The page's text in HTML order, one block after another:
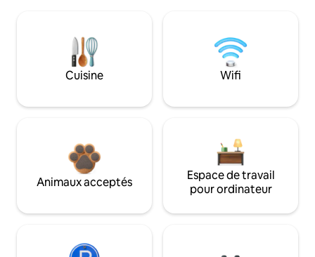
Cuisine Wifi
Animaux acceptés
Espace de travail
pour ordinateur